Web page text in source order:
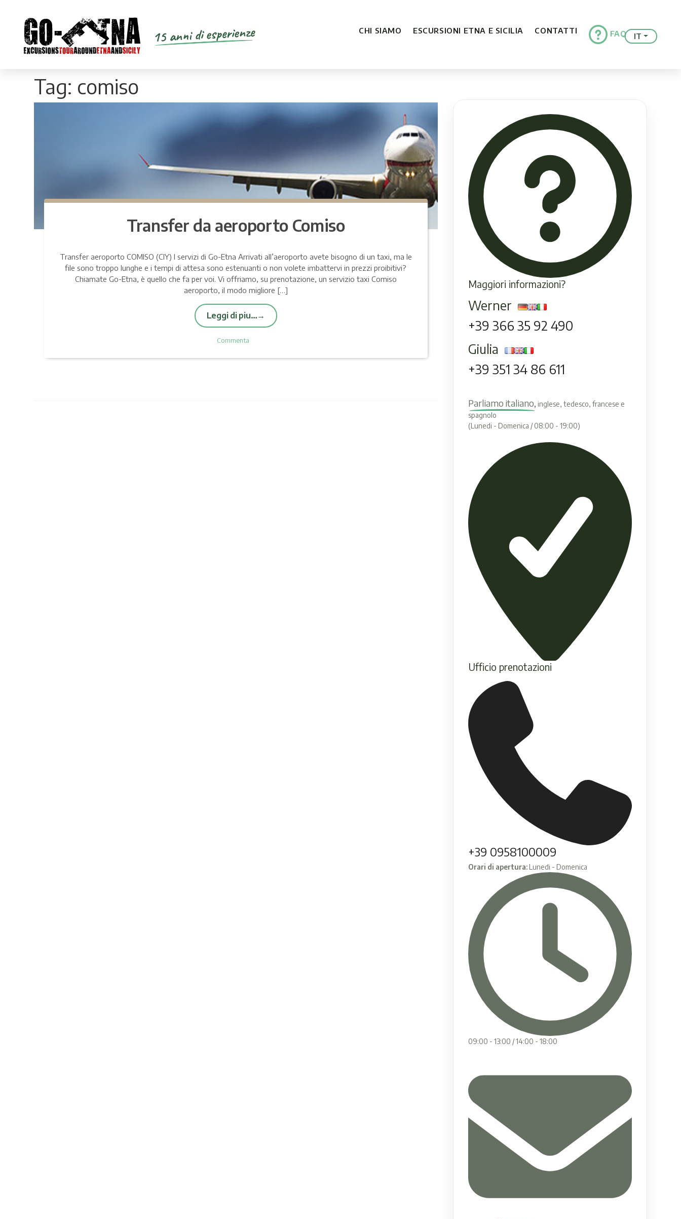
15 anni di esperienze CHI SIAMO ESCURSIONI ETNA E SICILIA CONTATTI FAQ IT
Tag: comiso
Transfer da aeroporto Comiso
Transfer aeroporto COMISO (CIY) I servizi di Go-Etna Arrivati all’aeroporto avete bisogno di un taxi, ma le
file sono troppo lunghe e i tempi di attesa sono estenuanti o non volete imbattervi in prezzi proibitivi?
Chiamate Go-Etna, è quello che fa per voi. Vi offriamo, su prenotazione, un servizio taxi Comiso
aeroporto, il modo migliore […]
Leggi di piu…
Commenta
Maggiori informazioni?
Werner
+39 366 35 92 490
Giulia
+39 351 34 86 611
Parliamo italiano, inglese, tedesco, francese e
spagnolo
(Lunedi - Domenica / 08:00 - 19:00)
Ufficio prenotazioni
+39 0958100009
Orari di apertura:Lunedi - Domenica
09:00 - 13:00 / 14:00 - 18:00